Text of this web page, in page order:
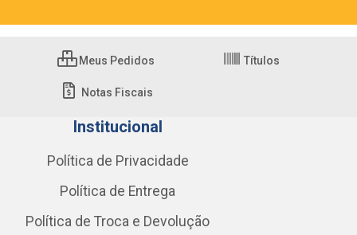
Meus Pedidos Títulos
Notas Fiscais
Institucional
Política de Privacidade
Política de Entrega
Política de Troca e Devolução